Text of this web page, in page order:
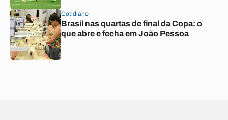
Cotidiano
Brasil nas quartas de final da Copa: o
que abre e fecha em João Pessoa